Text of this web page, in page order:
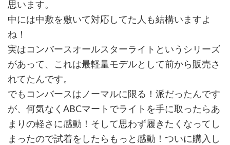
思います。
中には中敷を敷いて対応してた人も結構いますよ
ね！
実はコンバースオールスターライトというシリーズ
があって、これは最軽量モデルとして前から販売さ
れてたんです。
でもコンバースはノーマルに限る！派だったんです
が、何気なくABCマートでライトを手に取ったらあ
まりの軽さに感動！そして思わず履きたくなってし
まったので試着をしたらもっと感動！ついに購入し